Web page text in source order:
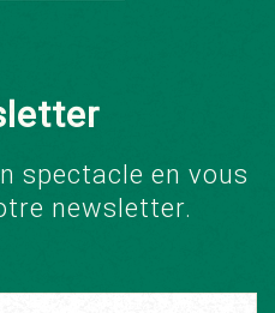
spectacle en vous
newsletter.